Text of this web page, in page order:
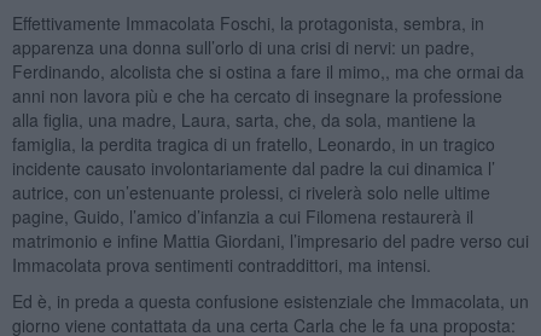
Effettivamente Immacolata Foschi, la protagonista, sembra, in
apparenza una donna sull’orlo di una crisi di nervi: un padre,
Ferdinando, alcolista che si ostina a fare il mimo,, ma che ormai da
anni non lavora più e che ha cercato di insegnare la professione
alla figlia, una madre, Laura, sarta, che, da sola, mantiene la
famiglia, la perdita tragica di un fratello, Leonardo, in un tragico
incidente causato involontariamente dal padre la cui dinamica l’
autrice, con un’estenuante prolessi, ci rivelerà solo nelle ultime
pagine, Guido, l’amico d’infanzia a cui Filomena restaurerà il
matrimonio e infine Mattia Giordani, l’impresario del padre verso cui
Immacolata prova sentimenti contraddittori, ma intensi.
Ed è, in preda a questa confusione esistenziale che Immacolata, un
giorno viene contattata da una certa Carla che le fa una proposta: